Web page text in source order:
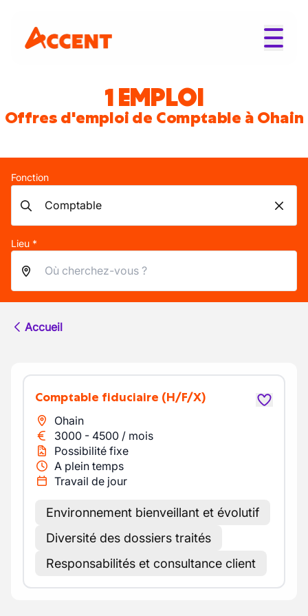
1 EMPLOI
Offres d'emploi de Comptable à Ohain
Fonction
Lieu *
Accueil
Comptable fiduciaire (H/F/X)
Ohain
3000 - 4500 / mois
Possibilité fixe
A plein temps
Travail de jour
Environnement bienveillant et évolutif
Diversité des dossiers traités
Responsabilités et consultance client